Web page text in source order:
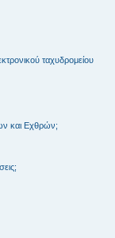
ταχυδρομείου
και Εχθρών;